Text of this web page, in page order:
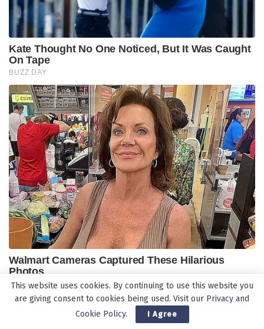
This website uses cookies. By continuing to use this website you
are giving consent to cookies being used. Visit our Privacy and
Cookie Policy. I Agree